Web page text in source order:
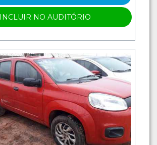
INCLUIR NO AUDITÓRIO